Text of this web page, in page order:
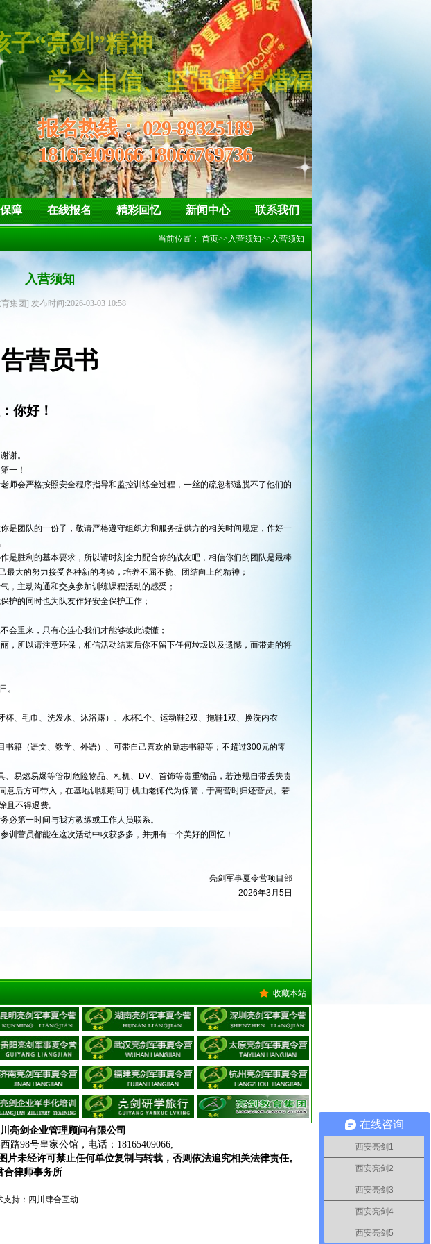
养孩子“亮剑”精神
学会自信、坚强 懂得惜福、感恩
报名热线：029-89325189
18165409066 18066769736
障 在线报名 精彩回忆 新闻中心 联系我们
当前位置： 首页>> 入营须知>> 入营须知
入营须知
集团] 发布时间:2026-03-03 10:58
告营员书
你好！
谢。
一！
会严格按照安全程序指导和监控训练全过程，一丝的疏忽都逃脱不了他们的
团队的一份子，敬请严格遵守组织方和服务提供方的相关时间规定，作好一
胜利的基本要求，所以请时刻全力配合你的战友吧，相信你们的团队是最棒
大的努力接受各种新的考验，培养不屈不挠、团结向上的精神；
主动沟通和交换参加训练课程活动的感受；
的同时也为队友作好安全保护工作；
重来，只有心连心我们才能够彼此读懂；
所以请注意环保，相信活动结束后你不留下任何垃圾以及遗憾，而带走的将
。
、毛巾、洗发水、沐浴露）、水杯1个、运动鞋2双、拖鞋1双、换洗内衣
籍（语文、数学、外语）、可带自己喜欢的励志书籍等；不超过300元的零
易燃易爆等管制危险物品、相机、DV、首饰等贵重物品，若违规自带丢失责
意后方可带入，在基地训练期间手机由老师代为保管，于离营时归还营员。若
且不得退费。
第一时间与我方教练或工作人员联系。
营员都能在这次活动中收获多多，并拥有一个美好的回忆！
亮剑军事夏令营项目部
2026年3月5日
收藏本站
川亮剑企业管理顾问有限公司
路98号皇家公馆，电话：18165409066;
未经许可禁止任何单位复制与转载，否则依法追究相关法律责任。
合律师事务所
持： 四川肆合互动
在线咨询
西安亮剑1
西安亮剑2
西安亮剑3
西安亮剑4
西安亮剑5